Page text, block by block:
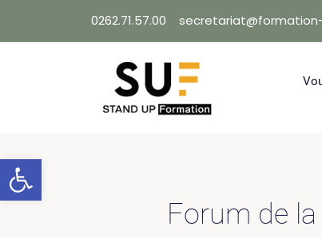
to
0262.71.57.00
Forum de
Ouvrir la barre d’outils